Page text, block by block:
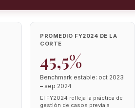
PROMEDIO FY2024 DE LA
CORTE
45,5%
Benchmark estable: oct 2023
– sep 2024
El FY2024 refleja la práctica de
gestión de casos previa a